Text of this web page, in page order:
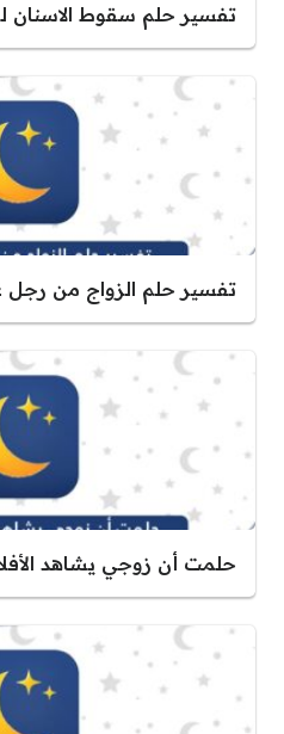
تفسير حلم سقوط الاسنان
تفسير حلم الزواج من رجل
حلمت أن زوجي يشاهد